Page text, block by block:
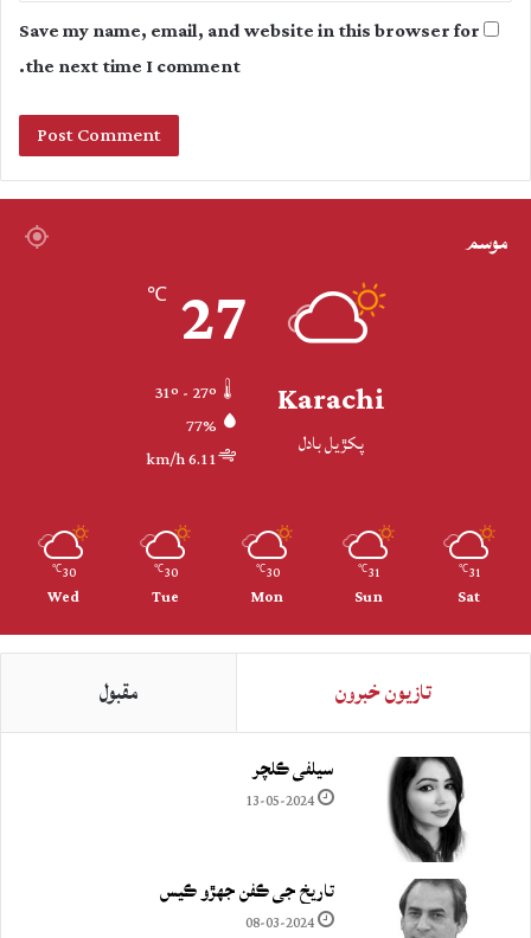
Save my name, email, and website in this browser for
the next time I comment.
موسم
Karachi
پکڙيل بادل
27
℃
77%
6.11 km/h
31
℃
Sat
31
℃
Sun
30
℃
Mon
30
℃
Tue
30
℃
Wed
تازيون خبرون مقبول
سيلفي ڪلچر
13-05-2024
تاريخ جي ڪفن جھڙو ڪيس
08-03-2024